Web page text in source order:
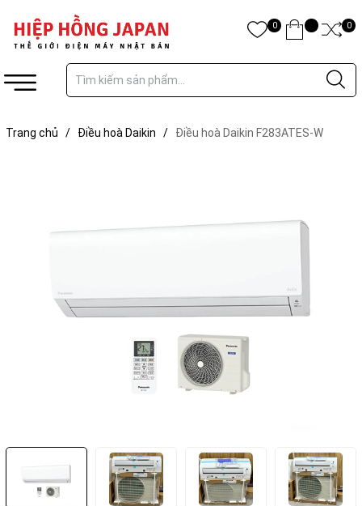
0 0
Trang chủ / Điều hoà Daikin /
Điều hoà Daikin F283ATES-W